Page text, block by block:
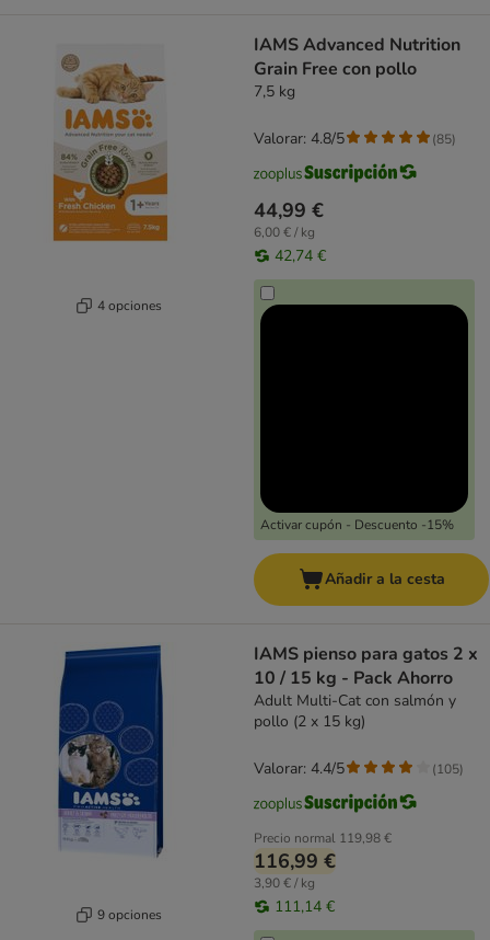
4 opciones
IAMS Advanced Nutrition
Grain Free con pollo
7,5 kg
44,99 €
6,00 € / kg
42,74 €
Activar cupón - Descuento -15%
Valorar: 4.8/5 (85)
Añadir a la cesta
9 opciones
IAMS pienso para gatos 2 x
10 / 15 kg - Pack Ahorro
Adult Multi-Cat con salmón y
pollo (2 x 15 kg)
Precio normal 119,98 €
116,99 €
3,90 € / kg
111,14 €
Valorar: 4.4/5 (105)